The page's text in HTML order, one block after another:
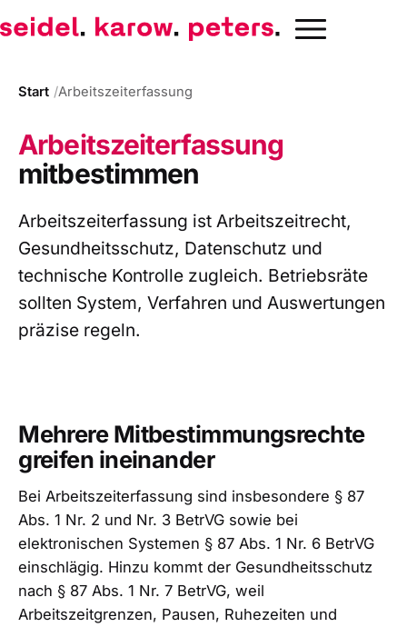
Start Arbeitszeiterfassung
Arbeitszeiterfassung
mitbestimmen
Arbeitszeiterfassung ist Arbeitszeitrecht,
Gesundheitsschutz, Datenschutz und
technische Kontrolle zugleich. Betriebsräte
sollten System, Verfahren und Auswertungen
präzise regeln.
Mehrere Mitbestimmungsrechte
greifen ineinander
Bei Arbeitszeiterfassung sind insbesondere § 87
Abs. 1 Nr. 2 und Nr. 3 BetrVG sowie bei
elektronischen Systemen § 87 Abs. 1 Nr. 6 BetrVG
einschlägig. Hinzu kommt der Gesundheitsschutz
nach § 87 Abs. 1 Nr. 7 BetrVG, weil
Arbeitszeitgrenzen, Pausen, Ruhezeiten und